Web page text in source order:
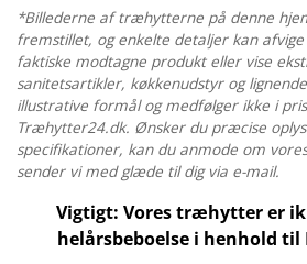
5
X
4
M
antal
*Billederne af træhytterne på denne
fremstillet, og enkelte detaljer kan
faktiske modtagne produkt eller vise
sanitetsartikler, køkkenudstyr og
illustrative formål og medfølger ikke i
Træhytter24.dk. Ønsker du præcise
specifikationer, kan du anmode om
sender vi med glæde til dig via e-mail.
Vigtigt: Vores træhytter er
helårsbeboelse i henhold til